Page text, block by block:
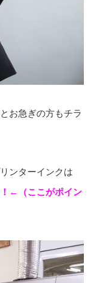
お急ぎの方もチラ
ンターインクは
←（ここがポイン